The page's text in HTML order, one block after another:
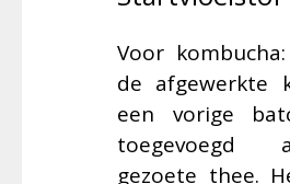
Voor
de afgewerkte
een vorige
toegevoegd
gezoete thee.